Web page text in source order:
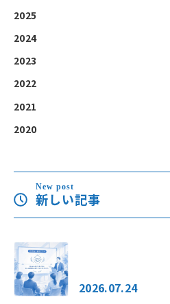
2025
2024
2023
2022
2021
2020
New post
新しい記事
2026.07.24